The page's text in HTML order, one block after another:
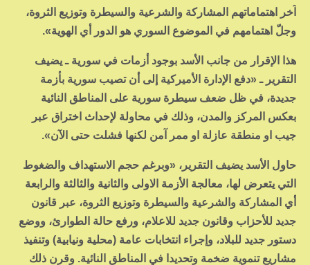
آخر اهتماماتهم المشاركة والشرعية والسيطرة وتوزيع الثروة،
وجلّ اهتمامهم في الموضوع السوري هو الدور أي الهوية».
هذا الإقرار من جانب الأسد بوجود أزمات في سورية ـ يضيف
التقرير ـ «دفع الإدارة الأميركية إلى أن تصيب سورية بأزمة
جديدة، في ظل ضعف سيطرة سورية على المناطق النائية
بعكس المركز والمدن، وذلك في محاولة لإحداث اختراق عبر
جيب او منطقة عازلة او ممر آمن لكنها فشلت حتى الآن».
حاول الأسد يضيف التقرير، «وبرغم حجم الاستهداف والضغوط
التي يتعرض لها، معالجة الأزمة الاولى والثانية والثالثة والرابعة
أي المشاركة والشرعية والسيطرة وتوزيع الثروة، عبر قانون
جديد للأحزاب وقانون جديد للاعلام، ورفع حالة الطوارئ، ووضع
دستور جديد للبلاد، وإجراء انتخابات عامة (محلية ونيابية) وتنفيذ
مشاريع تنموية ضخمة وتحديدا في المناطق النائية. وقرن ذلك